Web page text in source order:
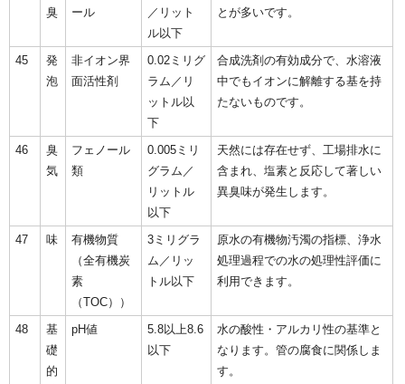
臭
ール
／リット
ル以下
とが多いです。
45
発
泡
非イオン界
面活性剤
0.02ミリグ
ラム／リ
ットル以
下
合成洗剤の有効成分で、水溶液
中でもイオンに解離する基を持
たないものです。
46
臭
気
フェノール
類
0.005ミリ
グラム／
リットル
以下
天然には存在せず、工場排水に
含まれ、塩素と反応して著しい
異臭味が発生します。
47 味
有機物質
（全有機炭
素
（TOC））
3ミリグラ
ム／リッ
トル以下
原水の有機物汚濁の指標、浄水
処理過程での水の処理性評価に
利用できます。
48
基
礎
的
pH値
5.8以上8.6
以下
水の酸性・アルカリ性の基準と
なります。管の腐食に関係しま
す。